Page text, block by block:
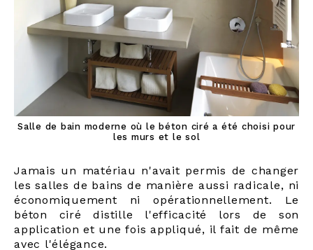
Salle de bain moderne où le béton ciré a été choisi pour
les murs et le sol
Jamais un matériau n'avait permis de changer
les salles de bains de manière aussi radicale, ni
économiquement ni opérationnellement. Le
béton ciré distille l'efficacité lors de son
application et une fois appliqué, il fait de même
avec l'élégance.